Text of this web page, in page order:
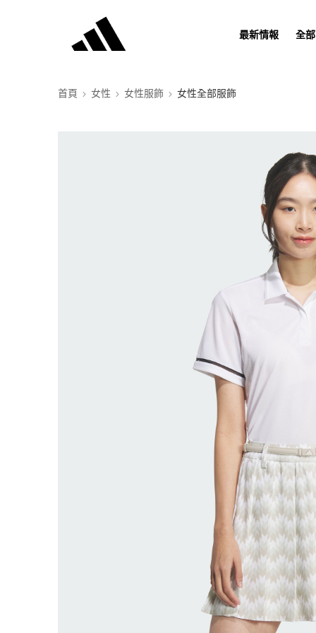
最新情報 全
首頁 女性 女性服飾 女性全部服飾